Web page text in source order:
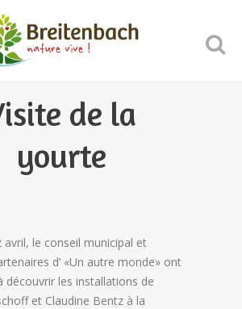
de la
yourte
avril, le conseil municipal et
d’ «Un autre monde» ont
découvrir les installations de
et Claudine Bentz à la